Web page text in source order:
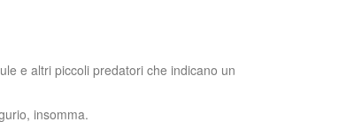
e altri piccoli predatori che indicano un
insomma.